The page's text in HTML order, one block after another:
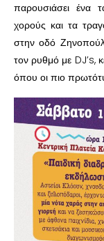
παρουσιάσει ένα
χορούς και τα
στην οδό
τον ρυθμό με DJ’s,
όπου οι πιο